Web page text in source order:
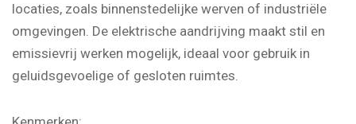
locaties, zoals binnenstedelijke werven of industriële
omgevingen. De elektrische aandrijving maakt stil en
emissievrij werken mogelijk, ideaal voor gebruik in
geluidsgevoelige of gesloten ruimtes.